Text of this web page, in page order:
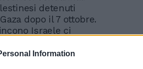
Information
detenuti
dopo il 7 ottobre.
Israele ci
e l'apertura del valico